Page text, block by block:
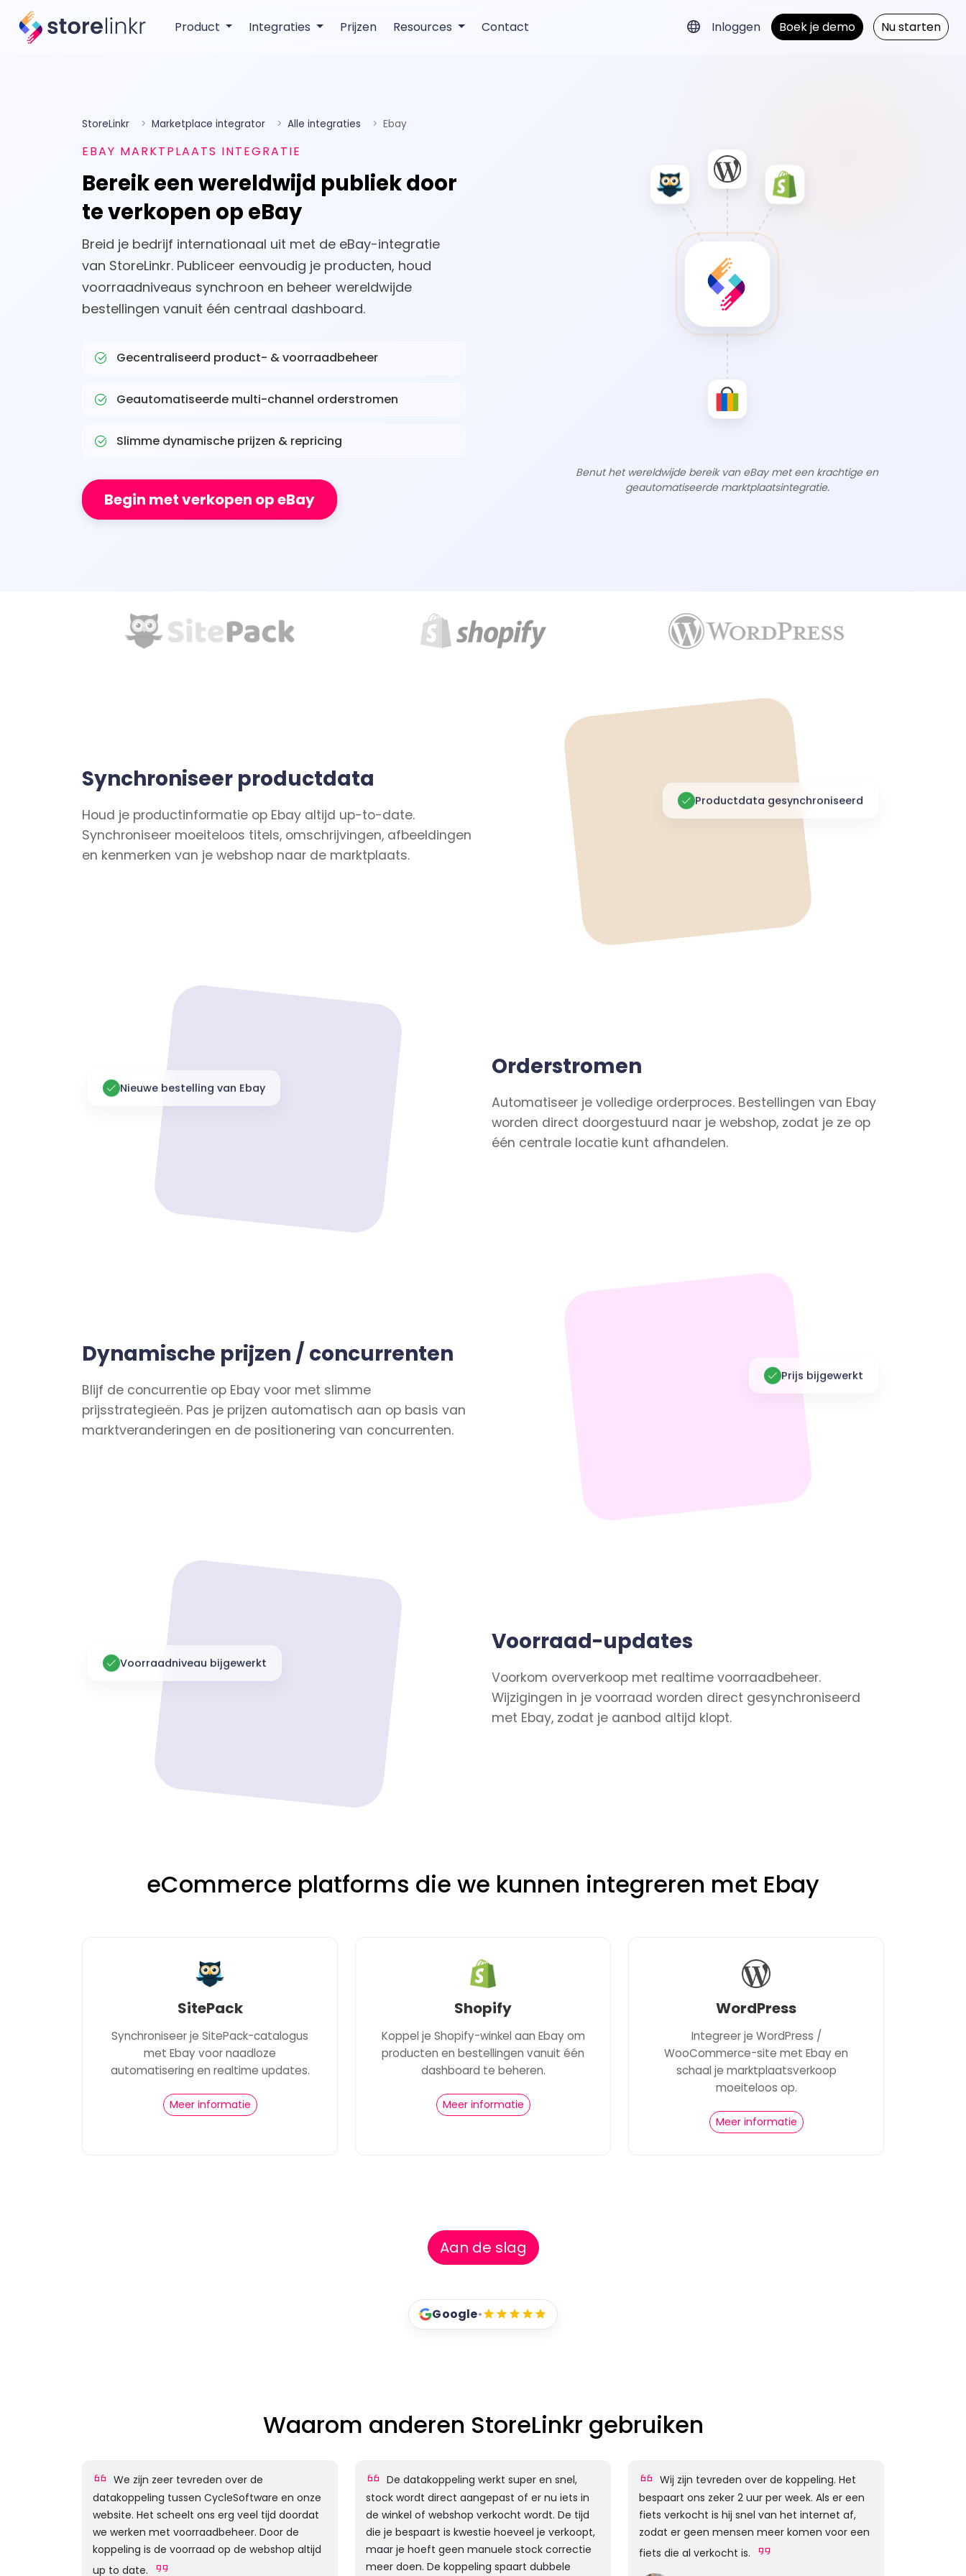
Product Integraties Prijzen Resources Contact Inloggen Boek je demo Nu starten
StoreLinkr Marketplace integrator Alle integraties Ebay
EBAY MARKTPLAATS INTEGRATIE
Bereik een wereldwijd publiek door
te verkopen op eBay
Breid je bedrijf internationaal uit met de eBay-integratie
van StoreLinkr. Publiceer eenvoudig je producten, houd
voorraadniveaus synchroon en beheer wereldwijde
bestellingen vanuit één centraal dashboard.
Gecentraliseerd product- & voorraadbeheer
Geautomatiseerde multi-channel orderstromen
Slimme dynamische prijzen & repricing
Begin met verkopen op eBay
Benut het wereldwijde bereik van eBay met een krachtige en
geautomatiseerde marktplaatsintegratie.
Synchroniseer productdata
Houd je productinformatie op Ebay altijd up-to-date.
Synchroniseer moeiteloos titels, omschrijvingen, afbeeldingen
en kenmerken van je webshop naar de marktplaats.
Productdata gesynchroniseerd
Orderstromen
Automatiseer je volledige orderproces. Bestellingen van Ebay
worden direct doorgestuurd naar je webshop, zodat je ze op
één centrale locatie kunt afhandelen.
Nieuwe bestelling van Ebay
Dynamische prijzen / concurrenten
Blijf de concurrentie op Ebay voor met slimme
prijsstrategieën. Pas je prijzen automatisch aan op basis van
marktveranderingen en de positionering van concurrenten.
Prijs bijgewerkt
Voorraad-updates
Voorkom oververkoop met realtime voorraadbeheer.
Wijzigingen in je voorraad worden direct gesynchroniseerd
met Ebay, zodat je aanbod altijd klopt.
Voorraadniveau bijgewerkt
eCommerce platforms die we kunnen integreren met Ebay
SitePack
Synchroniseer je SitePack-catalogus
met Ebay voor naadloze
automatisering en realtime updates.
Meer informatie
Shopify
Koppel je Shopify-winkel aan Ebay om
producten en bestellingen vanuit één
dashboard te beheren.
Meer informatie
WordPress
Integreer je WordPress /
WooCommerce-site met Ebay en
schaal je marktplaatsverkoop
moeiteloos op.
Meer informatie
Aan de slag
Google•
Waarom anderen StoreLinkr gebruiken
We zijn zeer tevreden over de
datakoppeling tussen CycleSoftware en onze
website. Het scheelt ons erg veel tijd doordat
we werken met voorraadbeheer. Door de
koppeling is de voorraad op de webshop altijd
up to date.
De datakoppeling werkt super en snel,
stock wordt direct aangepast of er nu iets in
de winkel of webshop verkocht wordt. De tijd
die je bespaart is kwestie hoeveel je verkoopt,
maar je hoeft geen manuele stock correctie
meer doen. De koppeling spaart dubbele
Wij zijn tevreden over de koppeling. Het
bespaart ons zeker 2 uur per week. Als er een
fiets verkocht is hij snel van het internet af,
zodat er geen mensen meer komen voor een
fiets die al verkocht is.